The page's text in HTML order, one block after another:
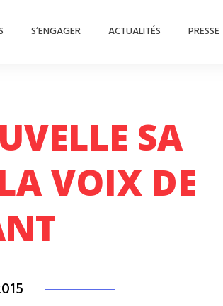
S’ENGAGER ACTUALITÉS PRESSE
SA
VOIX DE